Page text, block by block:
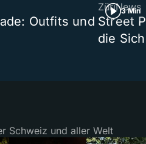
Outfits und
3 Min
ZüriNews
Street
die
Schweiz und aller Welt